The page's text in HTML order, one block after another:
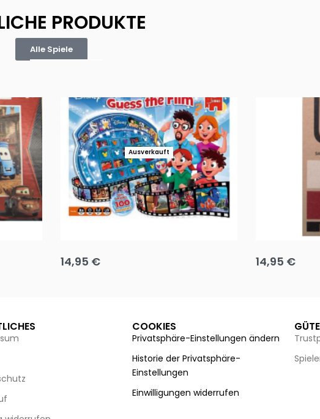
PRODUKTE
Alle Spiele
Ausverkauft
14,95 €
Team up
14,95 €
COOKIES
Privatsphäre-Einstellungen ändern
Historie der Privatsphäre-
Einstellungen
Einwilligungen widerrufen